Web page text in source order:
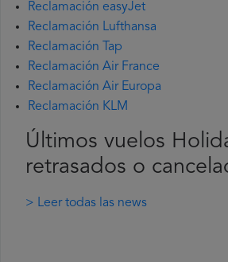
Reclamación easyJet
Reclamación Lufthansa
Reclamación Tap
Reclamación Air France
Reclamación Air Europa
Reclamación KLM
Últimos vuelos
retrasados o
> Leer todas las news